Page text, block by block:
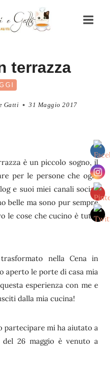
terrazza
Gatti 31 Maggio 2017
è un piccolo sogno, il
per le persone che ogni
e suoi miei canali social.
belle ma sono pur sempre
le cose che cucino è tutta
nella Cena in
aperto le porte di casa mia
esperienza con me e
dalla mia cucina!
partecipare mi ha aiutato a
26 maggio è venuto a